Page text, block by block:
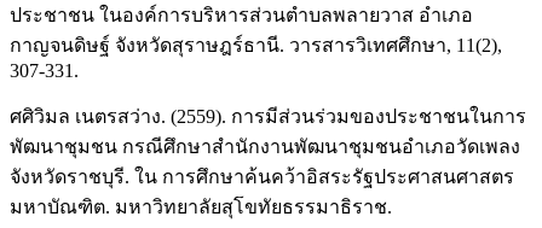
ประชาชน ในองค์การบริหารส่วนตำบลพลายวาส อำเภอ
กาญจนดิษฐ์ จังหวัดสุราษฎร์ธานี. วารสารวิเทศศึกษา, 11(2),
307-331.
ศศิวิมล เนตรสว่าง. (2559). การมีส่วนร่วมของประชาชนในการ
พัฒนาชุมชน กรณีศึกษาสำนักงานพัฒนาชุมชนอำเภอวัดเพลง
จังหวัดราชบุรี. ใน การศึกษาค้นคว้าอิสระรัฐประศาสนศาสตร
มหาบัณฑิต. มหาวิทยาลัยสุโขทัยธรรมาธิราช.